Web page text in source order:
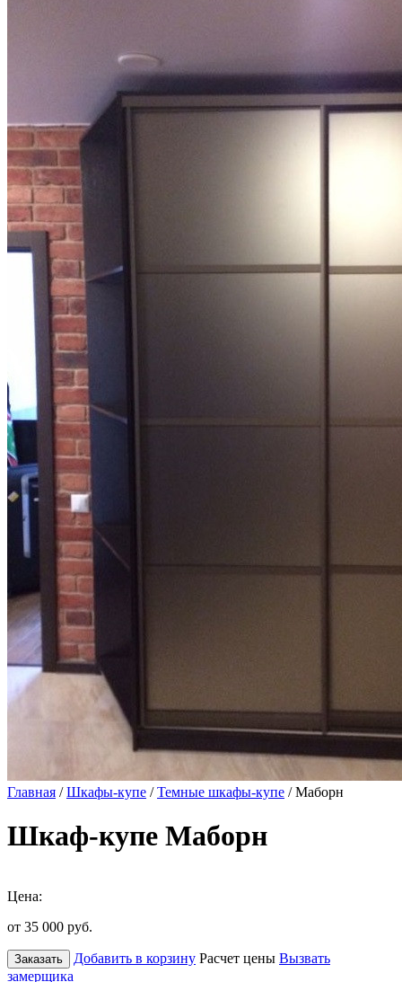
Главная /Шкафы-купе /Темные шкафы-купе / Маборн
Шкаф-купе Маборн
Цена:
от 35 000 руб.
Заказать Добавить в корзину Расчет цены Вызвать
замерщика